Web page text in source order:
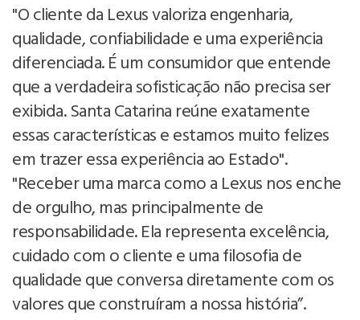
"O cliente da Lexus valoriza engenharia,
qualidade, confiabilidade e uma experiência
diferenciada. É um consumidor que entende
que a verdadeira sofisticação não precisa ser
exibida. Santa Catarina reúne exatamente
essas características e estamos muito felizes
em trazer essa experiência ao Estado".
"Receber uma marca como a Lexus nos enche
de orgulho, mas principalmente de
responsabilidade. Ela representa excelência,
cuidado com o cliente e uma filosofia de
qualidade que conversa diretamente com os
valores que construíram a nossa história”.